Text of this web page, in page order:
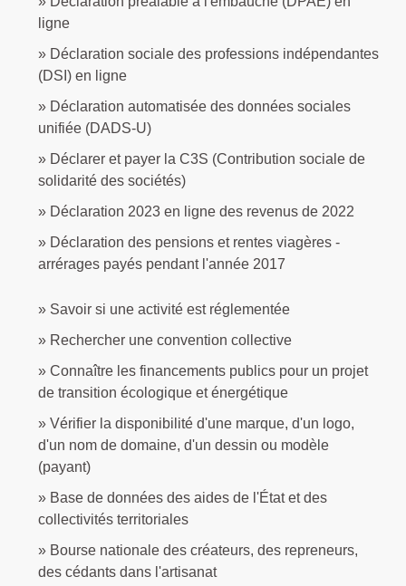
ligne
Déclaration sociale des professions indépendantes
(DSI) en ligne
Déclaration automatisée des données sociales
unifiée (DADS-U)
Déclarer et payer la C3S (Contribution sociale de
solidarité des sociétés)
Déclaration 2023 en ligne des revenus de 2022
Déclaration des pensions et rentes viagères -
arrérages payés pendant l'année 2017
Savoir si une activité est réglementée
Rechercher une convention collective
Connaître les financements publics pour un projet
de transition écologique et énergétique
Vérifier la disponibilité d'une marque, d'un logo,
d'un nom de domaine, d'un dessin ou modèle
(payant)
Base de données des aides de l'État et des
collectivités territoriales
Bourse nationale des créateurs, des repreneurs,
des cédants dans l'artisanat